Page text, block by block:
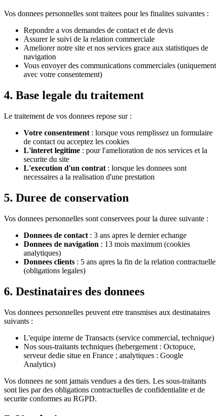
Vos donnees personnelles sont traitees pour les finalites suivantes :
Repondre a vos demandes de contact et de devis
Assurer le suivi de la relation commerciale
Ameliorer notre site et nos services grace aux statistiques de
navigation
Vous envoyer des communications commerciales (uniquement
avec votre consentement)
4. Base legale du traitement
Le traitement de vos donnees repose sur :
Votre consentement : lorsque vous remplissez un formulaire
de contact ou acceptez les cookies
L'interet legitime : pour l'amelioration de nos services et la
securite du site
L'execution d'un contrat : lorsque les donnees sont
necessaires a la realisation d'une prestation
5. Duree de conservation
Vos donnees personnelles sont conservees pour la duree suivante :
Donnees de contact : 3 ans apres le dernier echange
Donnees de navigation : 13 mois maximum (cookies
analytiques)
Donnees clients : 5 ans apres la fin de la relation contractuelle
(obligations legales)
6. Destinataires des donnees
Vos donnees personnelles peuvent etre transmises aux destinataires
suivants :
L'equipe interne de Transacts (service commercial, technique)
Nos sous-traitants techniques (hebergement : Octopuce,
serveur dedie situe en France ; analytiques : Google
Analytics)
Vos donnees ne sont jamais vendues a des tiers. Les sous-traitants
sont lies par des obligations contractuelles de confidentialite et de
securite conformes au RGPD.